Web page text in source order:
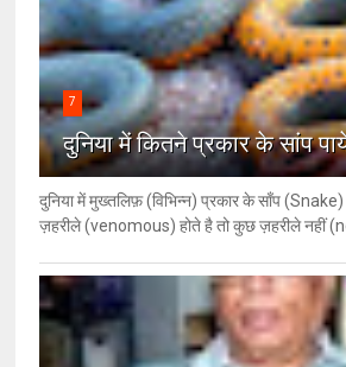
7
दुनिया में कितने प्रकार के सांप
दुनिया में मुख्तलिफ़ (विभिन्न) प्रकार के साँप
ज़हरीले (venomous) होते है तो कुछ ज़हरीले नहीं